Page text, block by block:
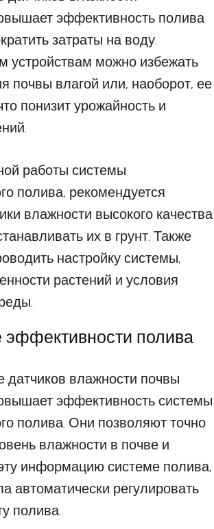
эффективность полива
затраты на воду.
устройствам можно избежать
почвы влагой или, наоборот, ее
понизит урожайность и
работы системы
полива, рекомендуется
влажности высокого качества
их в грунт. Также
настройку системы,
растений и условия
полива
датчиков влажности почвы
эффективность системы
полива. Они позволяют точно
влажности в почве и
информацию системе полива,
автоматически регулировать
полива.